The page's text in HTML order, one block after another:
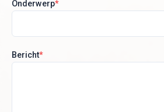
Onderwerp*
Bericht*